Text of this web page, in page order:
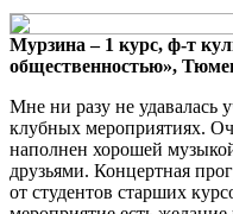
Мурзина – 1 курс, ф-т
общественностью»,
Мне ни разу не удавалась
клубных мероприятиях.
наполнен хорошей
друзьями. Концертная
от студентов старших